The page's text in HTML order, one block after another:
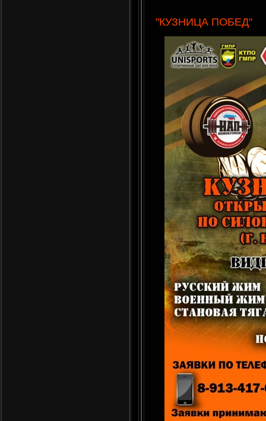
"КУЗНИЦА ПОБЕД"